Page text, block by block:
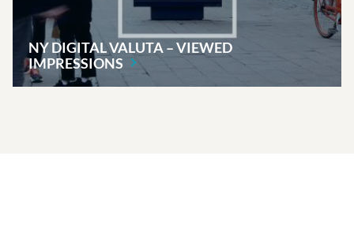
NY DIGITAL VALUTA – VIEWED
IMPRESSIONS